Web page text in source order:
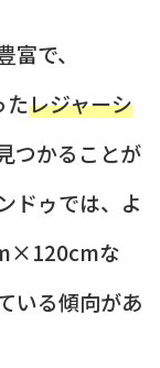
で、
レジャーシ
つかることが
ドゥでは、よ
な
いる傾向があ